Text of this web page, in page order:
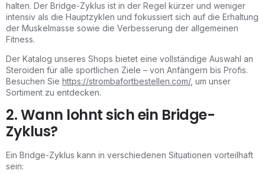
halten. Der Bridge-Zyklus ist in der Regel kürzer und weniger
intensiv als die Hauptzyklen und fokussiert sich auf die Erhaltung
der Muskelmasse sowie die Verbesserung der allgemeinen
Fitness.
Der Katalog unseres Shops bietet eine vollständige Auswahl an
Steroiden für alle sportlichen Ziele – von Anfängern bis Profis.
Besuchen Sie https://strombafortbestellen.com/, um unser
Sortiment zu entdecken.
2. Wann lohnt sich ein Bridge-
Zyklus?
Ein Bridge-Zyklus kann in verschiedenen Situationen vorteilhaft
sein: